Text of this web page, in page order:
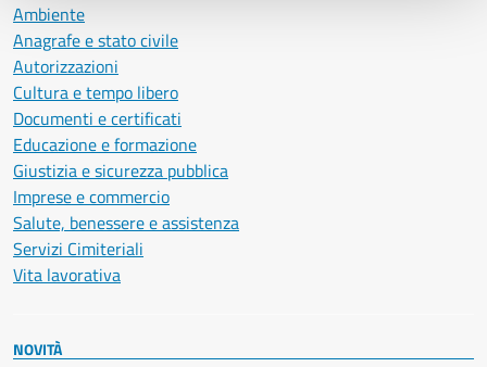
Ambiente
Anagrafe e stato civile
Autorizzazioni
Cultura e tempo libero
Documenti e certificati
Educazione e formazione
Giustizia e sicurezza pubblica
Imprese e commercio
Salute, benessere e assistenza
Servizi Cimiteriali
Vita lavorativa
NOVITÀ